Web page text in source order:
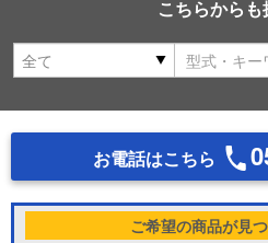
こちらから
お電話はこちら
ご希望の商品が見